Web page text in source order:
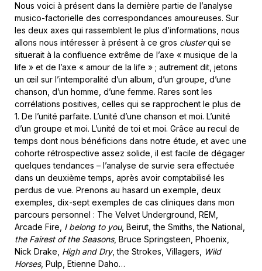
Nous voici à présent dans la dernière partie de l’analyse
musico-factorielle des correspondances amoureuses. Sur
les deux axes qui rassemblent le plus d’informations, nous
allons nous intéresser à présent à ce gros clusterqui se
situerait à la confluence extrême de l’axe « musique de la
life » et de l’axe « amour de la life » ; autrement dit, jetons
un œil sur l’intemporalité d’un album, d’un groupe, d’une
chanson, d’un homme, d’une femme. Rares sont les
corrélations positives, celles qui se rapprochent le plus de
1. De l’unité parfaite. L’unité d’une chanson et moi. L’unité
d’un groupe et moi. L’unité de toi et moi. Grâce au recul de
temps dont nous bénéficions dans notre étude, et avec une
cohorte rétrospective assez solide, il est facile de dégager
quelques tendances – l’analyse de survie sera effectuée
dans un deuxième temps, après avoir comptabilisé les
perdus de vue. Prenons au hasard un exemple, deux
exemples, dix-sept exemples de cas cliniques dans mon
parcours personnel : The Velvet Underground, REM,
Arcade Fire, I belong to you, Beirut, the Smiths, the National,
the Fairest of the Seasons, Bruce Springsteen, Phoenix,
Nick Drake, High and Dry, the Strokes, Villagers,
Wild
Horses, Pulp, Etienne Daho…